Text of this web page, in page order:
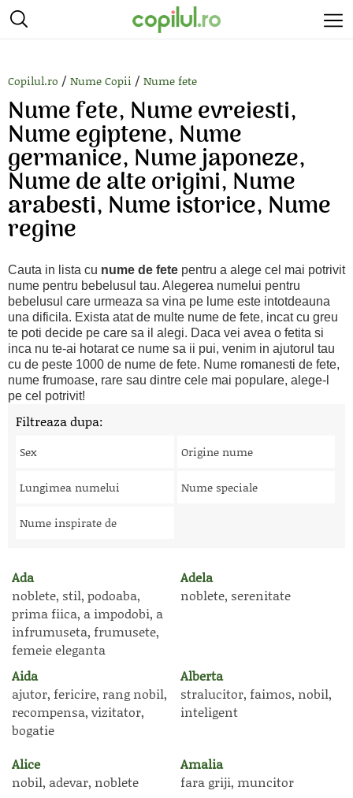
Copilul.ro / Nume Copii / Nume fete
Nume fete, Nume evreiesti,
Nume egiptene, Nume
germanice, Nume japoneze,
Nume de alte origini, Nume
arabesti, Nume istorice, Nume
regine
Cauta in lista cu nume de fete pentru a alege cel mai potrivit
nume pentru bebelusul tau. Alegerea numelui pentru
bebelusul care urmeaza sa vina pe lume este intotdeauna
una dificila. Exista atat de multe nume de fete, incat cu greu
te poti decide pe care sa il alegi. Daca vei avea o fetita si
inca nu te-ai hotarat ce nume sa ii pui, venim in ajutorul tau
cu de peste 1000 de nume de fete. Nume romanesti de fete,
nume frumoase, rare sau dintre cele mai populare, alege-l
pe cel potrivit!
Filtreaza dupa:
Sex Origine nume
Lungimea numelui Nume speciale
Nume inspirate de
Ada
noblete, stil, podoaba,
prima fiica, a impodobi, a
infrumuseta, frumusete,
femeie eleganta
Adela
noblete, serenitate
Aida
ajutor, fericire, rang nobil,
recompensa, vizitator,
bogatie
Alberta
stralucitor, faimos, nobil,
inteligent
Alice
nobil, adevar, noblete
Amalia
fara griji, muncitor